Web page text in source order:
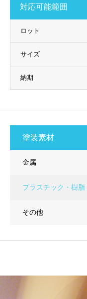
対応可能範囲
ロット
サイズ
納期
塗装素材
金属
プラスチック・樹脂
その他